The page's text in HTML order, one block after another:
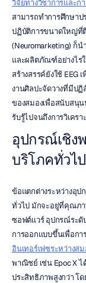
วิจัยทางวิชาการและก
สามารถทำการศึกษาป
ปฏิบัติการขนาดใหญ่ที่
(Neuromarketing) ก็
และผลิตภัณฑ์อย่างไร
สร้างสรรค์ยังใช้
งานศิลปะจัดวางที่มีป
ของสมองเพื่อสนับสนุน
รับรู้ไปจนถึงการวิเคร
อุปกรณ์เชิ
บริโภคทั่วไ
ข้อแตกต่างระหว่างอุ
ทั่วไป มักจะอยู่ที่คุณภ
ซอฟต์แวร์ อุปกรณ์ระดั
การออกแบบขึ้นเพื่อกา
อินเทอร์เฟซระหว่างส
พาณิชย์ เช่น Epoc X ไ
ประสิทธิภาพสูงกว่า โ